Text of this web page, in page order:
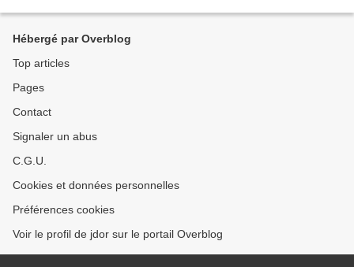
Hébergé par Overblog
Top articles
Pages
Contact
Signaler un abus
C.G.U.
Cookies et données personnelles
Préférences cookies
Voir le profil de jdor sur le portail Overblog